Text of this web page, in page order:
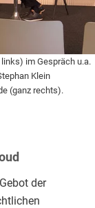
im Gespräch u.a.
Klein
(ganz rechts).
der